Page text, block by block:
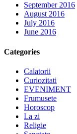
September 2016
August 2016
July 2016
June 2016
Categories
Calatorii
Curiozitati
EVENIMENT
Frumusete
Horoscop
La zi
Religie